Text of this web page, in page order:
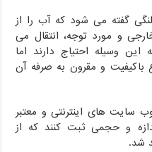
گفته می شود که آب را از
و مورد توجه، انتقال می
وسیله احتیاج دارند اما
باکیفیت و مقرون به صرفه آن
سایت های اینترنتی و معتبر
و حجمی ثبت کنند که از
شد.